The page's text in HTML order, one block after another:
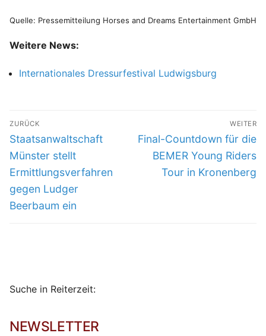
Quelle: Pressemitteilung Horses and Dreams Entertainment GmbH
Weitere News:
Internationales Dressurfestival Ludwigsburg
Beitragsnavigation
ZURÜCK
Vorheriger
Beitrag:
Staatsanwaltschaft
Münster stellt
Ermittlungsverfahren
gegen Ludger
Beerbaum ein
WEITER
Nächster
Beitrag:
Final-Countdown für die
BEMER Young Riders
Tour in Kronenberg
Suche in Reiterzeit:
NEWSLETTER